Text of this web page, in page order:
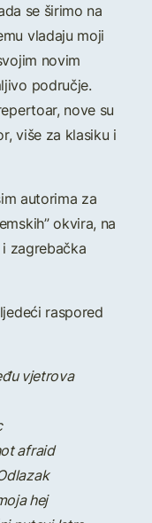
se širimo na
vladaju moji
novim
područje.
nove su
više za klasiku i
autorima za
okvira, na
zagrebačka
raspored
vjetrova
afraid
hej